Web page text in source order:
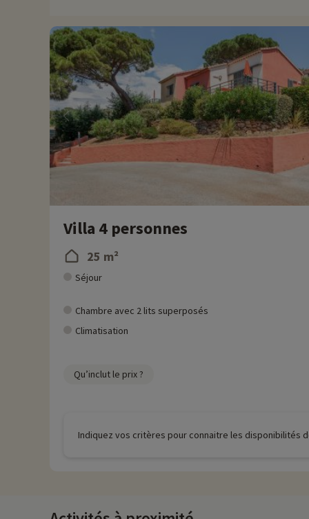
Plus d'informations
• Animaux de compagnie acceptés, en supplément
Villa 4 personnes
25 m²
Séjour
Chambre avec 2 lits superposés
Climatisation
Qu’inclut le prix ?
Indiquez vos critères pour connaitre les disponibilités